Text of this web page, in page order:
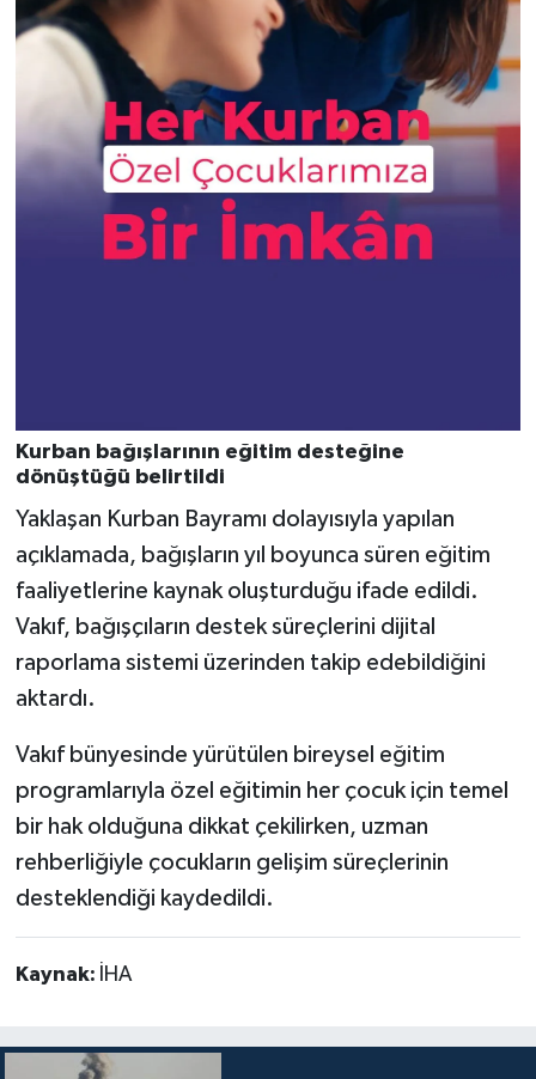
Kurban bağışlarının eğitim desteğine
dönüştüğü belirtildi
Yaklaşan Kurban Bayramı dolayısıyla yapılan
açıklamada, bağışların yıl boyunca süren eğitim
faaliyetlerine kaynak oluşturduğu ifade edildi.
Vakıf, bağışçıların destek süreçlerini dijital
raporlama sistemi üzerinden takip edebildiğini
aktardı.
Vakıf bünyesinde yürütülen bireysel eğitim
programlarıyla özel eğitimin her çocuk için temel
bir hak olduğuna dikkat çekilirken, uzman
rehberliğiyle çocukların gelişim süreçlerinin
desteklendiği kaydedildi.
Kaynak: İHA